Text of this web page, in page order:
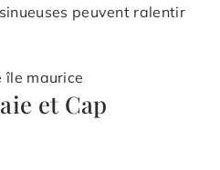
peuvent ralentir
et Cap